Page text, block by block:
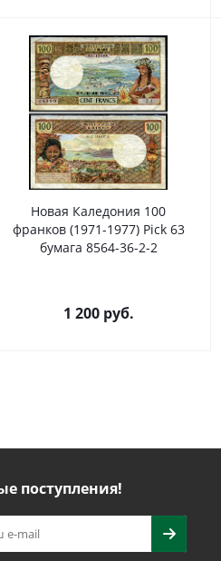
Новая Каледония 100
франков (1971-1977) Pick 63
бумага 8564-36-2-2
1 200руб.
поступления!